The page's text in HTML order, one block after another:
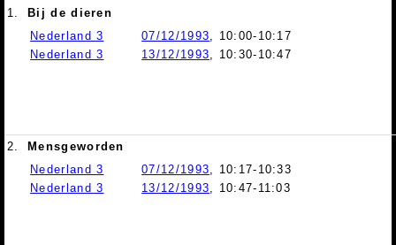
1.
Bij de dieren
Nederland 3
07/12/1993, 10:00-10:17
Nederland 3
13/12/1993, 10:30-10:47
2.
Mensgeworden
Nederland 3
07/12/1993, 10:17-10:33
Nederland 3
13/12/1993, 10:47-11:03